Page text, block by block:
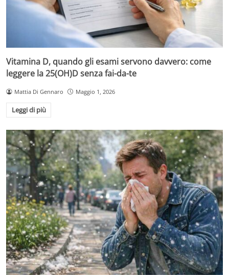
Vitamina D, quando gli esami servono davvero: come
leggere la 25(OH)D senza fai-da-te
Mattia Di Gennaro Maggio 1, 2026
Leggi di più